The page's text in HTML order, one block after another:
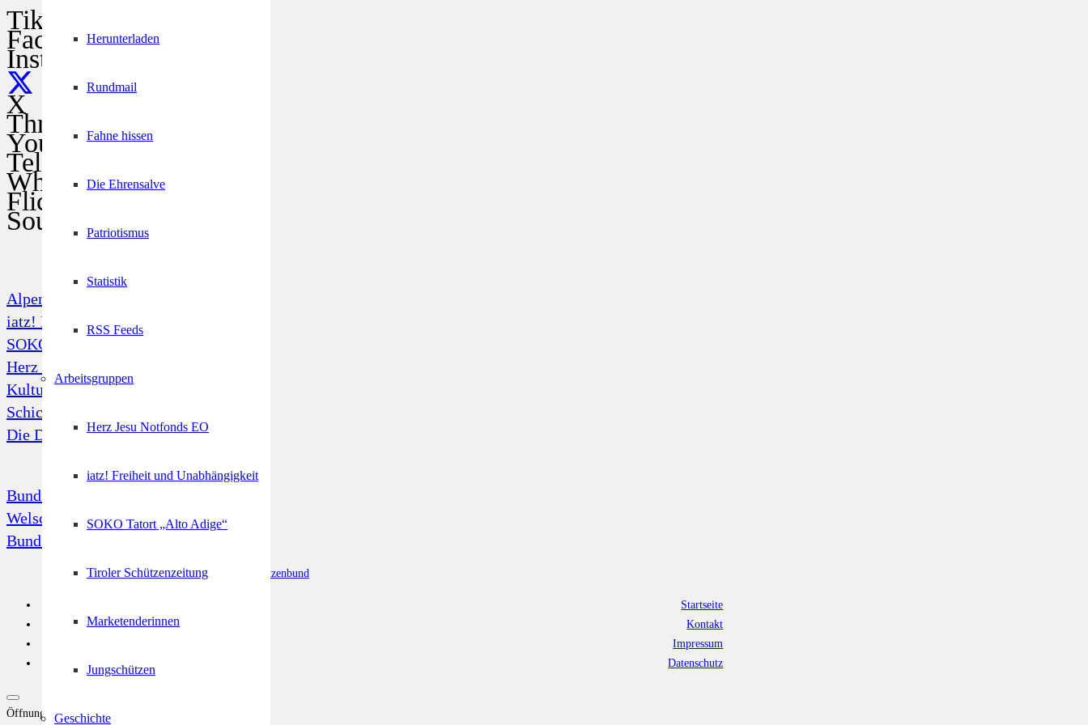
Herunterladen
Rundmail
Fahne hissen
Die Ehrensalve
Patriotismus
Statistik
RSS Feeds
Arbeitsgruppen
Herz Jesu Notfonds EO
iatz! Freiheit und Unabhängigkeit
SOKO Tatort „Alto Adige“
Tiroler Schützenzeitung
Marketenderinnen
Jungschützen
Geschichte
TikTok
Facebook
Instagram
X
Threads
YouTube
Telegram
WhatsApp
Flickr
SoundCloud
Alpenregionstreffen
iatz! Freiheit und Unabhängigkeit
SOKO Tatort „Alto Adige“
Herz Jesu Notfonds
Kulturfonds
Schicksal 39
Die Dornenkrone
Bund Tiroler Schützenkompanien
Welschtiroler Schützenbund
Bund Bayerischen Gebirgsschützen
© Alle Rechte vorbehalten –Südtiroler Schützenbund
Startseite
Kontakt
Impressum
Datenschutz
Öffnungszeiten